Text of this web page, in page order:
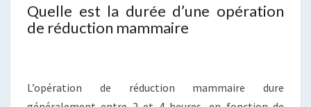
Quelle est la durée d’une opération
de réduction mammaire
L’opération de réduction mammaire dure